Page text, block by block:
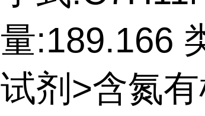
量:189.166
试剂>含氮